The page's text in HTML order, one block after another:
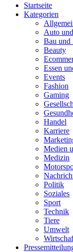
Startseite
Kategorien
Auto
Bau und
Beauty
Essen
Events
Fashion
Gaming
Handel
Karriere
Medien
Medizin
Politik
Soziales
Sport
Technik
Tiere
Umwelt